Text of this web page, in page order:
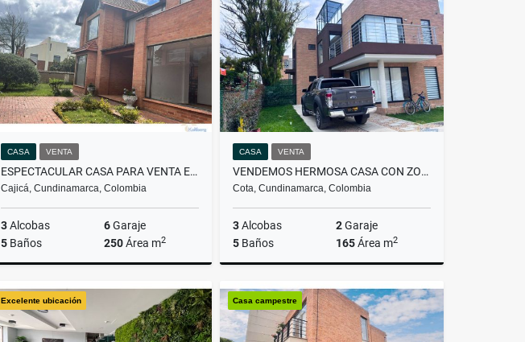
CASA VENTA
ESPECTACULAR CASA PARA VENTA EN CAJICÁ!
Cajicá, Cundinamarca, Colombia
3Alcobas 6Garaje
5 Baños 250Área m2
Venta
$1.400.000.000
CASA VENTA
VENDEMOS HERMOSA CASA CON ZONA VERDE
Cota, Cundinamarca, Colombia
3Alcobas 2Garaje
5 Baños 165Área m2
Venta
$820.000.000
Excelente ubicación Casa campestre